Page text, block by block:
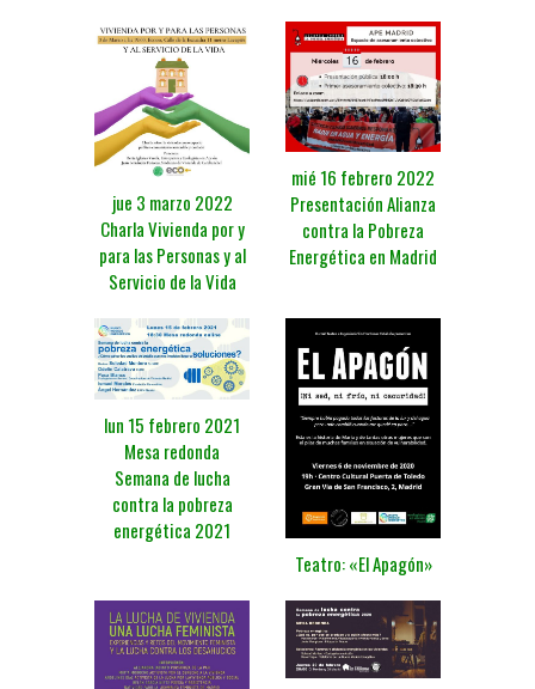
jue 3 marzo 2022
Charla Vivienda por y
para las Personas y al
Servicio de la Vida
mié 16 febrero 2022
Presentación Alianza
contra la Pobreza
Energética en Madrid
lun 15 febrero 2021
Mesa redonda
Semana de lucha
contra la pobreza
energética 2021
Teatro: «El Apagón»